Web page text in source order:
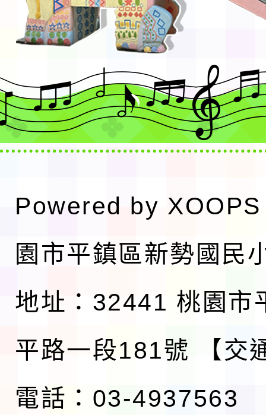
Powered by XOOPS
園市平鎮區新勢國民
地址：32441 桃園市
平路一段181號
【交
電話：03-4937563